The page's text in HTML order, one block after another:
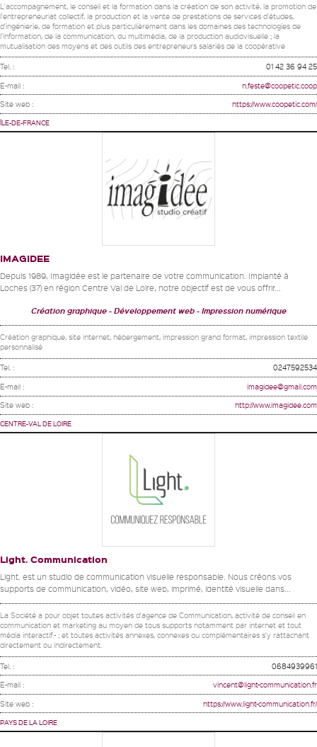
L'accompagnement, le conseil et la formation dans la création de son activité, la promotion de
l'entrepreneuriat collectif, la production et la vente de prestations de services d'études,
d'ingénierie, de formation et plus particulièrement dans les domaines des technologies de
l'information, de la communication, du multimédia, de la production audiovisuelle ; la
mutualisation des moyens et des outils des entrepreneurs salariés de la coopérative
Tel. : 01 42 36 94 25
E-mail : n.feste@coopetic.coop
Site web : https://www.coopetic.com/
ÎLE-DE-FRANCE
IMAGIDEE
Depuis 1989, Imagidée est le partenaire de votre communication. Implanté à
Loches (37) en région Centre Val de Loire, notre objectif est de vous offrir...
Création graphique Développement web Impression numérique
Création graphique, site internet, hébergement, impression grand format, impression textile
personnalisé
Tel. : 0247592534
E-mail : imagidee@gmail.com
Site web : http://www.imagidee.com
CENTRE-VAL DE LOIRE
Light. Communication
Light. est un studio de communication visuelle responsable. Nous créons vos
supports de communication, vidéo, site web, imprimé, identité visuelle dans...
La Société a pour objet toutes activités d'agence de Communication, activité de conseil en
communication et marketing au moyen de tous supports notamment par internet et tout
média interactif.- ; et toutes activités annexes, connexes ou complémentaires s'y rattachant
directement ou indirectement.
Tel. : 0684939961
E-mail : vincent@light-communication.fr
Site web : https://www.light-communication.fr/
PAYS DE LA LOIRE